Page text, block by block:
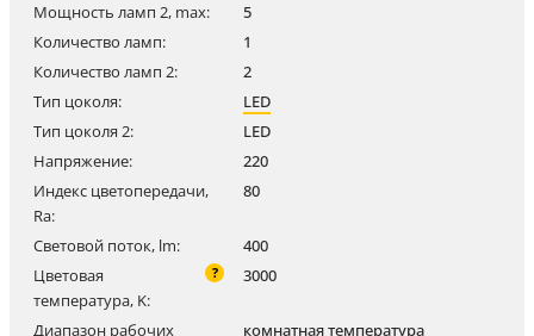
Мощность ламп 2, max:
5
Количество ламп:
1
Количество ламп 2:
2
Тип цоколя:
LED
Тип цоколя 2:
LED
Напряжение:
220
Индекс цветопередачи,
Ra:
80
Световой поток, lm:
400
Цветовая
температура, K:
? 3000
Диапазон рабочих
комнатная температура